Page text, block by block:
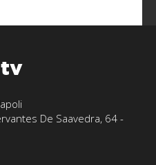
tv
De Saavedra, 64 -